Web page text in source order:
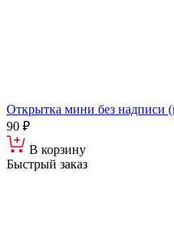
Открытка мини без надписи
90 ₽
В корзину
Быстрый заказ